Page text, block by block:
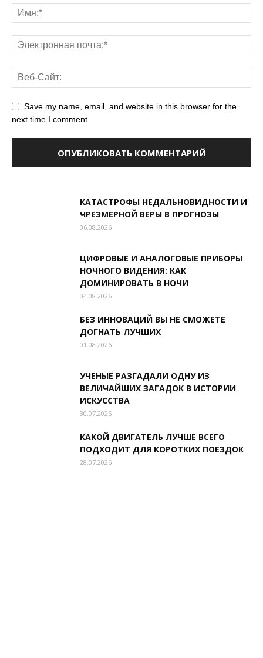
Save my name, email, and website in this browser for the
next time I comment.
КАТАСТРОФЫ НЕДАЛЬНОВИДНОСТИ И
ЧРЕЗМЕРНОЙ ВЕРЫ В ПРОГНОЗЫ
06.08.2026
ЦИФРОВЫЕ И АНАЛОГОВЫЕ ПРИБОРЫ
НОЧНОГО ВИДЕНИЯ: КАК
ДОМИНИРОВАТЬ В НОЧИ
04.08.2026
БЕЗ ИННОВАЦИЙ ВЫ НЕ СМОЖЕТЕ
ДОГНАТЬ ЛУЧШИХ
01.08.2026
УЧЕНЫЕ РАЗГАДАЛИ ОДНУ ИЗ
ВЕЛИЧАЙШИХ ЗАГАДОК В ИСТОРИИ
ИСКУССТВА
30.07.2026
КАКОЙ ДВИГАТЕЛЬ ЛУЧШЕ ВСЕГО
ПОДХОДИТ ДЛЯ КОРОТКИХ ПОЕЗДОК
28.07.2026